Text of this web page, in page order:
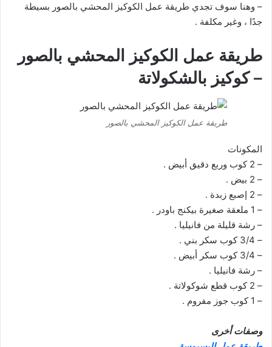
– وهنا سوف تجدي طريقة عمل الكوكيز المحشي بالصور بسيطة
جدًا ، وغير مكلفة .
طريقة عمل الكوكيز المحشي بالصور
– كوكيز بالشكولاتة
طريقة عمل الكوكيز المحشي بالصور
المكونات
– 2 كوب وربع دقيق أبيض .
– 2 بيض .
– 2 إصبع زبدة .
– 1 ملعقة صغيرة بيكنج باودر .
– رشة قليلة من فانيليا .
– 3/4 كوب سكر بني .
– 3/4 كوب سكر أبيض .
– رشة فانيليا .
– 2 كوب قطع شوكولاتة .
– 1 كوب جوز مفروم .
وصفات أخرى